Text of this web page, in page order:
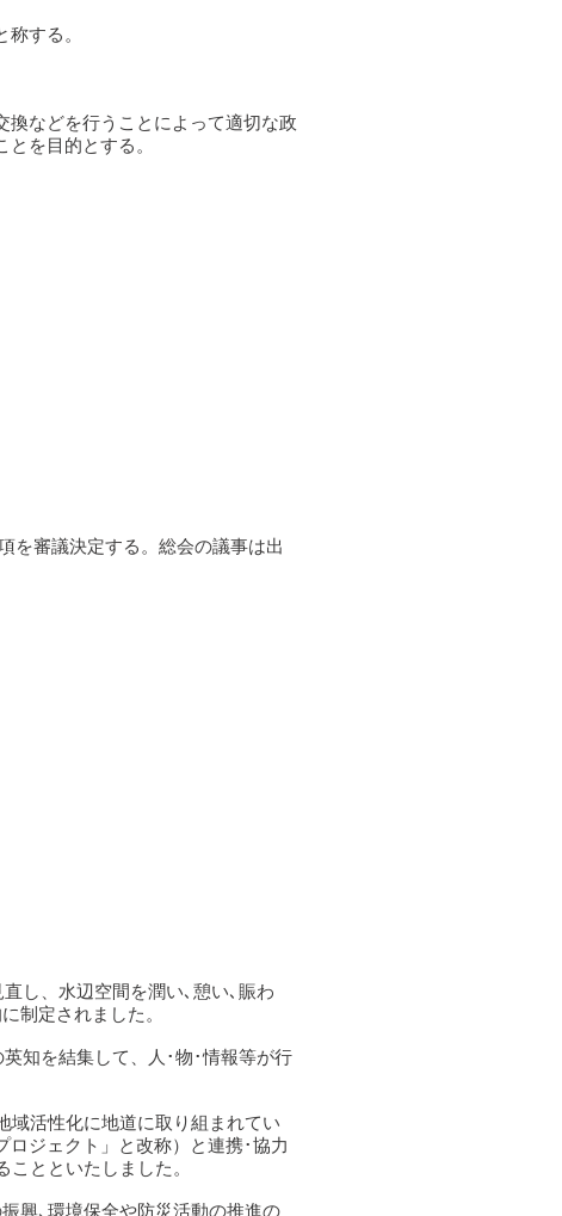
する。
換などを行うことによって適切な政
を目的とする。
を審議決定する。総会の議事は出
し、水辺空間を潤い､憩い､賑わ
制定されました。
知を結集して、人･物･情報等が行
域活性化に地道に取り組まれてい
ジェクト」と改称）と連携･協力
とといたしました。
興､環境保全や防災活動の推進の